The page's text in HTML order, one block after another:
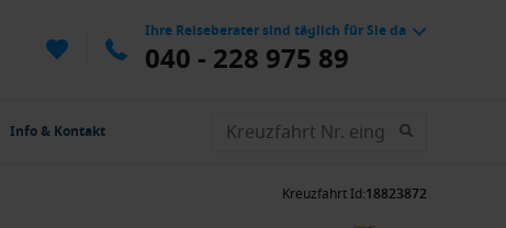
Ihre Reiseberater sind täglich für Sie da
040 - 228 975 89
Info & Kontakt
Kreuzfahrt Id:18823872